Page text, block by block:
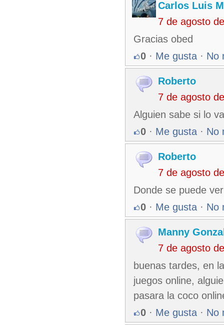
Carlos Luis
7 de agosto
Gracias obed
0 · Me gusta · No
Roberto
7 de agosto
Alguien sabe si lo
0 · Me gusta · No
Roberto
7 de agosto
Donde se puede
0 · Me gusta · No
Manny
7 de agosto
buenas tardes, en
juegos online,
pasara la coco
0 · Me gusta · No